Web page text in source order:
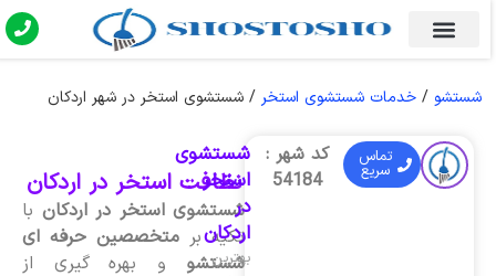
شستشو/ خدمات شستشوی استخر/ شستشوی استخر در شهر اردکان
نظافت استخر در اردکان
شستشوی استخر در اردکانبا
تکیه بر متخصصین حرفه ای
شستشوو بهره گیری از
تماس
سریع
کد شهر :
54184
شستشوی
استخر
در
اردکان
بهترین